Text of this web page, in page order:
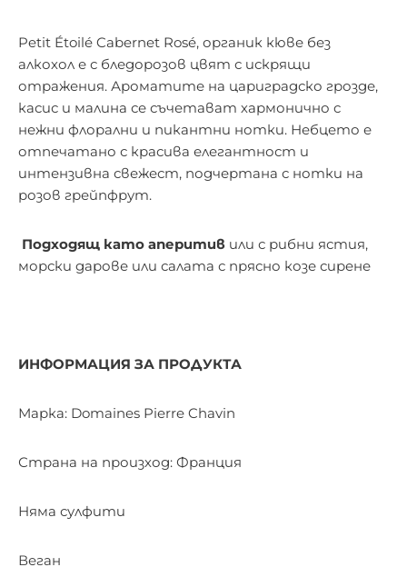
Petit Étoilé Cabernet Rosé, органик кюве без
алкохол е с бледорозов цвят с искрящи
отражения. Ароматите на цариградско грозде,
касис и малина се съчетават хармонично с
нежни флорални и пикантни нотки. Небцето е
отпечатано с красива елегантност и
интензивна свежест, подчертана с нотки на
розов грейпфрут.
Подходящ като аперитив или с рибни ястия,
морски дарове или салата с прясно козе сирене
ИНФОРМАЦИЯ ЗА ПРОДУКТА
Марка: Domaines Pierre Chavin
Страна на произход: Франция
Няма сулфити
Веган